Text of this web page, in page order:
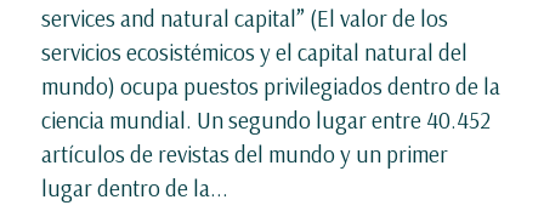
services and natural capital” (El valor de los
servicios ecosistémicos y el capital natural del
mundo) ocupa puestos privilegiados dentro de la
ciencia mundial. Un segundo lugar entre 40.452
artículos de revistas del mundo y un primer
lugar dentro de la...